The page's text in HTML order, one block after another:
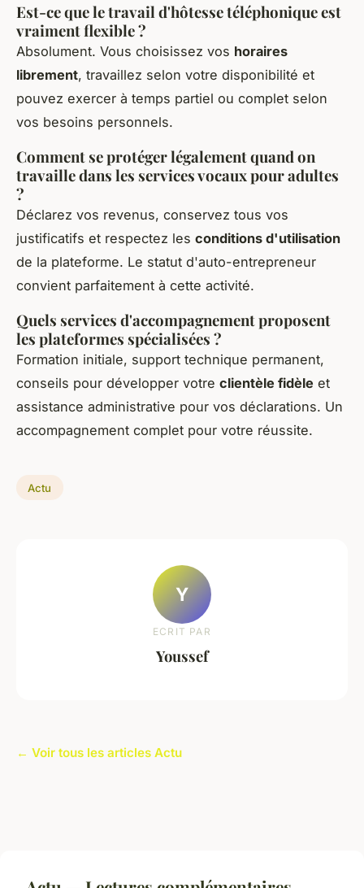
Est-ce que le travail d'hôtesse téléphonique est
vraiment flexible ?
Absolument. Vous choisissez vos horaires
librement, travaillez selon votre disponibilité et
pouvez exercer à temps partiel ou complet selon
vos besoins personnels.
Comment se protéger légalement quand on
travaille dans les services vocaux pour adultes
?
Déclarez vos revenus, conservez tous vos
justificatifs et respectez les conditions d'utilisation
de la plateforme. Le statut d'auto-entrepreneur
convient parfaitement à cette activité.
Quels services d'accompagnement proposent
les plateformes spécialisées ?
Formation initiale, support technique permanent,
conseils pour développer votre clientèle fidèle et
assistance administrative pour vos déclarations. Un
accompagnement complet pour votre réussite.
Actu
Y
ECRIT PAR
Youssef
← Voir tous les articles Actu